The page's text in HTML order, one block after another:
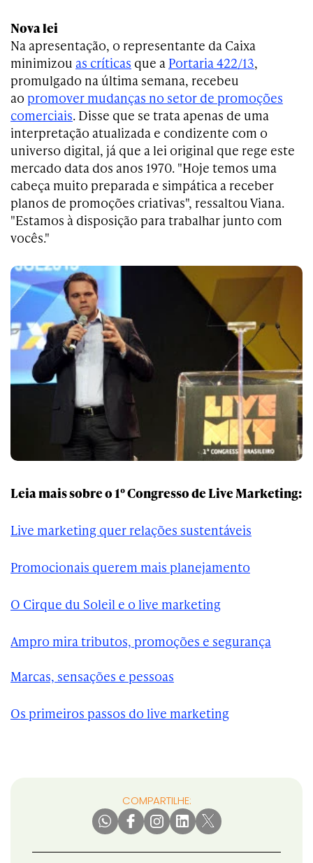
Nova lei
Na apresentação, o representante da Caixa
minimizou as críticas que a Portaria 422/13,
promulgado na última semana, recebeu
ao promover mudanças no setor de promoções
comerciais. Disse que se trata apenas de uma
interpretação atualizada e condizente com o
universo digital, já que a lei original que rege este
mercado data dos anos 1970. "Hoje temos uma
cabeça muito preparada e simpática a receber
planos de promoções criativas", ressaltou Viana.
"Estamos à disposição para trabalhar junto com
vocês."
Leia mais sobre o 1º Congresso de Live Marketing:
Live marketing quer relações sustentáveis
Promocionais querem mais planejamento
O Cirque du Soleil e o live marketing
Ampro mira tributos, promoções e segurança
Marcas, sensações e pessoas
Os primeiros passos do live marketing
COMPARTILHE: